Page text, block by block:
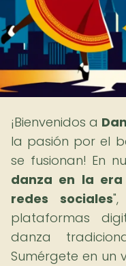
¡Bienvenidos a
la pasión por el
se fusionan! En
danza en la
redes sociales
plataformas
danza
Sumérgete en un